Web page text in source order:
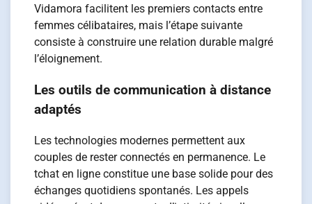
Vidamora facilitent les premiers contacts entre
femmes célibataires, mais l’étape suivante
consiste à construire une relation durable malgré
l’éloignement.
Les outils de communication à distance
adaptés
Les technologies modernes permettent aux
couples de rester connectés en permanence. Le
tchat en ligne constitue une base solide pour des
échanges quotidiens spontanés. Les appels